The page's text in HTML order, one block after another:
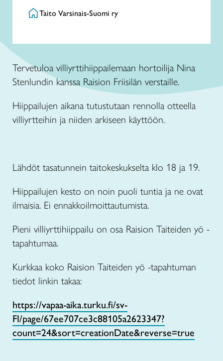
Taito Varsinais-Suomi ry
Tervetuloa villiyrttihiippailemaan hortoilija Nina
Stenlundin kanssa Raision Friisilän verstaille.
Hiippailujen aikana tutustutaan rennolla otteella
villiyrtteihin ja niiden arkiseen käyttöön.
Lähdöt tasatunnein taitokeskukselta klo 18 ja 19.
Hiippailujen kesto on noin puoli tuntia ja ne ovat
ilmaisia. Ei ennakkoilmoittautumista.
Pieni villiyrttihiippailu on osa Raision Taiteiden yö -
tapahtumaa.
Kurkkaa koko Raision Taiteiden yö -tapahtuman
tiedot linkin takaa:
https://vapaa-aika.turku.fi/sv-
FI/page/67ee707ce3c88105a2623347?
count=24&sort=creationDate&reverse=true